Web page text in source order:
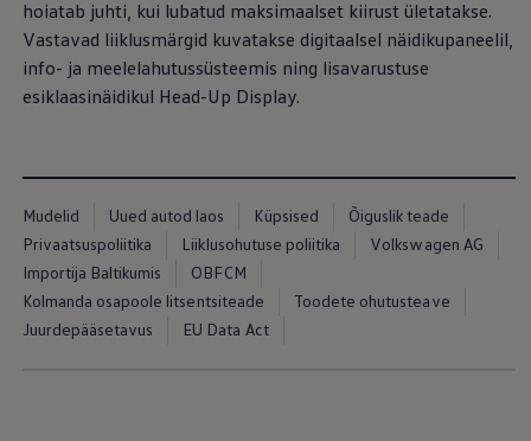
hoiatab juhti, kui lubatud maksimaalset kiirust ületatakse.
Vastavad liiklusmärgid kuvatakse digitaalsel näidikupaneelil,
info- ja meelelahutussüsteemis ning lisavarustuse
esiklaasinäidikul Head-Up Display.
Mudelid Uued autod laos Küpsised
Õiguslik teade
Privaatsuspoliitika
Liiklusohutuse poliitika
Volkswagen AG
Importija Baltikumis
OBFCM
Kolmanda osapoole litsentsiteade
Toodete ohutusteave
Juurdepääsetavus
EU Data Act